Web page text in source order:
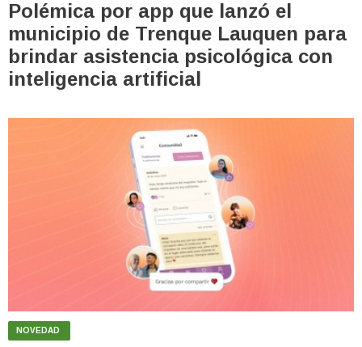
Polémica por app que lanzó el
municipio de Trenque Lauquen para
brindar asistencia psicológica con
inteligencia artificial
NOVEDAD